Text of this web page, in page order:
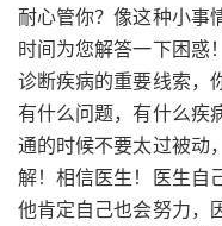
耐心管你？像这种小事
时间为您解答一下困惑
诊断疾病的重要线索，
有什么问题，有什么疾
通的时候不要太过被动
解！相信医生！医生自
他肯定自己也会努力，